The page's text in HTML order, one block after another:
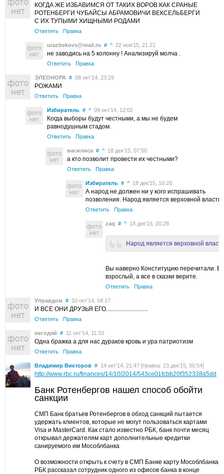
КОГДА ЖЕ ИЗБАВИМСЯ ОТ ТАКИХ ВОРОВ КАК СРАНЫЕ
РОТЕНБЕРГИ ЧУБАЙСЫ АБРАМОВИЧИ ВЕКСЕЛЬБЕРГИ
С ИХ ТУПЫМИ ХИЩНЫМИ РОДАМИ
Ответить Правка
urazbekovs@mail.ru # ^ 22 ноя’15, 21:21
не заводись на 5 колонну ! Анализируй молча .
Ответить Правка
ЭЛЕОНОРА # 08 окт’14, 23:29
РОЖАМИ
Ответить Правка
Избиратель # ^ 09 окт’14, 12:02
Когда выборы будут честными, а мы не будем
равнодушным стадом.
Ответить Правка
василиса # ^ 18 дек’15, 07:50
а кто позволит провести их честными?
Ответить Правка
Избиратель # ^ 18 дек’15, 10:28
А народ не должен ни у кого испрашивать
позволения. Народ является верховной
Ответить Правка
zaq # ^ 18 дек’15, 20:28
Народ является верховной
Вы наверно Конституцию перечитали.
взрослый, а все в сказки верите.
Ответить Правка
Управдом # 10 окт’14, 04:17
И ВСЕ ОНИ ДРУЗЬЯ ЕГО............................
Ответить Правка
негодяй # 11 окт’14, 11:33
Одна бражка а для нас дураков кровь и ура патриотизм
Ответить Правка
Владимир Викторов # 14 окт’14, 21:47 [правка: 23 дек’15, 00:54]
http://www.rbc.ru/finances/14/10/2014/543ce01fcbb20f352338a5dd
Банк Ротенбергов нашел способ обойти
санкции
СМП Банк братьев Ротенбергов в обход санкций пытается
удержать клиентов, которые не могут пользоваться картами
Visa и MasterCard. Как стало известно РБК, банк почти месяц
открывал держателям карт дополнительные кредитки
санируемого им Мособлбанка
О возможности открыть к счету в СМП Банке карту Мособлбанка
РБК рассказал сотрудник одного из офисов банка в конце